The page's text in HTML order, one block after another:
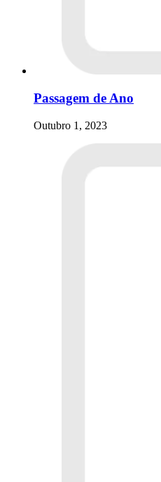
Passagem de Ano
Outubro 1, 2023